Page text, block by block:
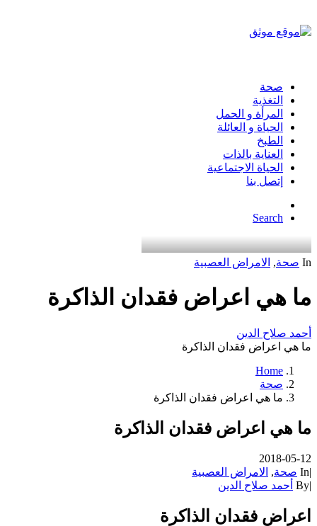
صحة
التغذية
المرأة و الحمل
الحياة و العائلة
الطبخ
العناية بالذات
الحياة الاجتماعية
إتصل بنا
Search
In صحة, الامراض العصبية
ما هي اعراض فقدان الذاكرة
أحمد صلاح الدين
ما هي اعراض فقدان الذاكرة
Home
صحة
ما هي اعراض فقدان الذاكرة
ما هي اعراض فقدان الذاكرة
2018-05-12
|
In صحة, الامراض العصبية
|
By أحمد صلاح الدين
اعراض فقدان الذاكرة